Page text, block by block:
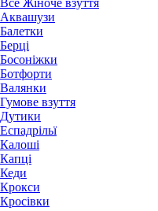
Все Жіноче взуття
Аквашузи
Балетки
Берці
Босоніжки
Ботфорти
Валянки
Гумове взуття
Дутики
Еспадрільї
Калоші
Капці
Кеди
Крокси
Кросівки